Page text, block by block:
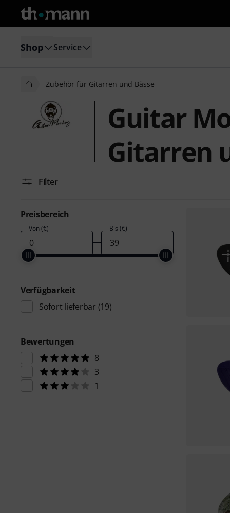
Shop Service
Zubehör für Gitarren und Bässe
Guitar
Gitarren
Filter
Preisbereich
Von (€) Bis (€)
Verfügbarkeit
Sofort lieferbar (19)
Bewertungen
8
3
1